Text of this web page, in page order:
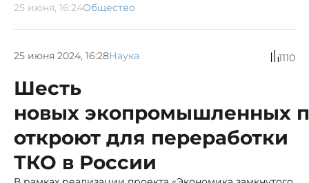
25 июня, 16:24Общество
25 июня 2024, 16:28Наука 1110
Шесть
новых экопромышленных
откроют для переработки
ТКО в России